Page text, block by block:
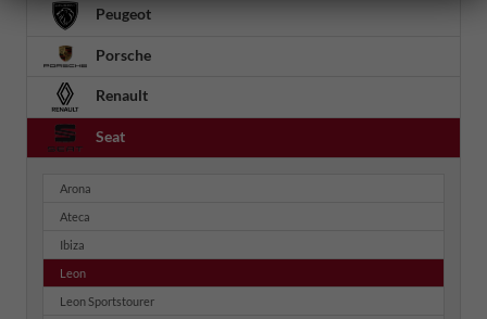
Peugeot
Porsche
Renault
Seat
Arona
Ateca
Ibiza
Leon
Leon Sportstourer